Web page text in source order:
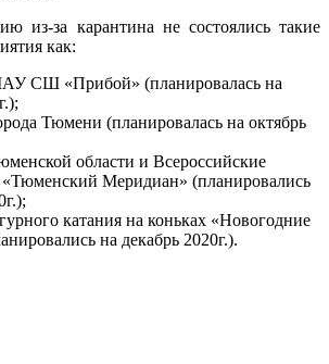
из-за карантина не состоялись такие
как:
СШ «Прибой» (планировалась на
Тюмени (планировалась на октябрь
области и Всероссийские
«Тюменский Меридиан» (планировались
катания на коньках «Новогодние
на декабрь 2020г.).